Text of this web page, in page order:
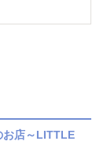
お店～LITTLE